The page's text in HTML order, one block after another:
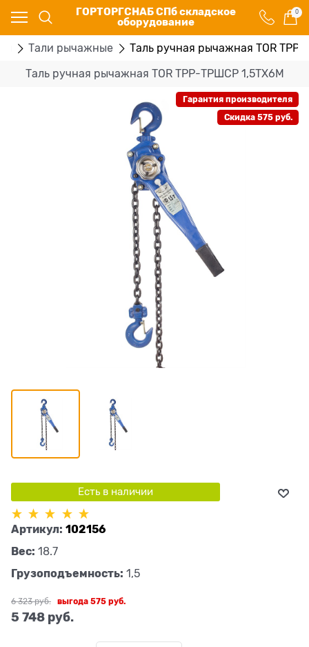
ГОРТОРГСНАБ СПб складское
оборудование
0
Тали рычажные Таль ручная рычажная TOR
Таль ручная рычажная TOR ТРР-ТРШСР 1,5ТХ6М
Гарантия производителя
Скидка 575 руб.
Есть в наличии
Артикул: 102156
Вес: 18.7
Грузоподъемность: 1,5
6 323 руб.
5 748 руб.
выгода575 руб.